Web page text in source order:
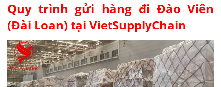
Quy trình gửi hàng đi Đào Viên
(Đài Loan) tại VietSupplyChain